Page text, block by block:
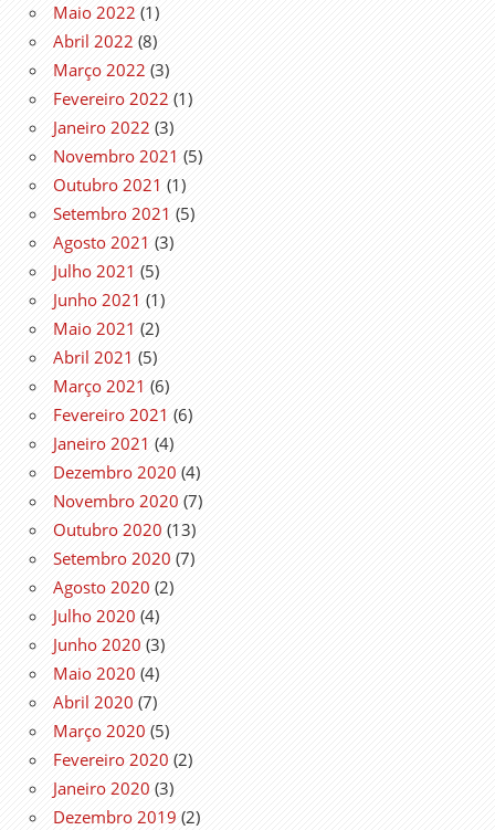
Maio 2022 (1)
Abril 2022 (8)
Março 2022 (3)
Fevereiro 2022 (1)
Janeiro 2022 (3)
Novembro 2021 (5)
Outubro 2021 (1)
Setembro 2021 (5)
Agosto 2021 (3)
Julho 2021 (5)
Junho 2021 (1)
Maio 2021 (2)
Abril 2021 (5)
Março 2021 (6)
Fevereiro 2021 (6)
Janeiro 2021 (4)
Dezembro 2020 (4)
Novembro 2020 (7)
Outubro 2020 (13)
Setembro 2020 (7)
Agosto 2020 (2)
Julho 2020 (4)
Junho 2020 (3)
Maio 2020 (4)
Abril 2020 (7)
Março 2020 (5)
Fevereiro 2020 (2)
Janeiro 2020 (3)
Dezembro 2019 (2)